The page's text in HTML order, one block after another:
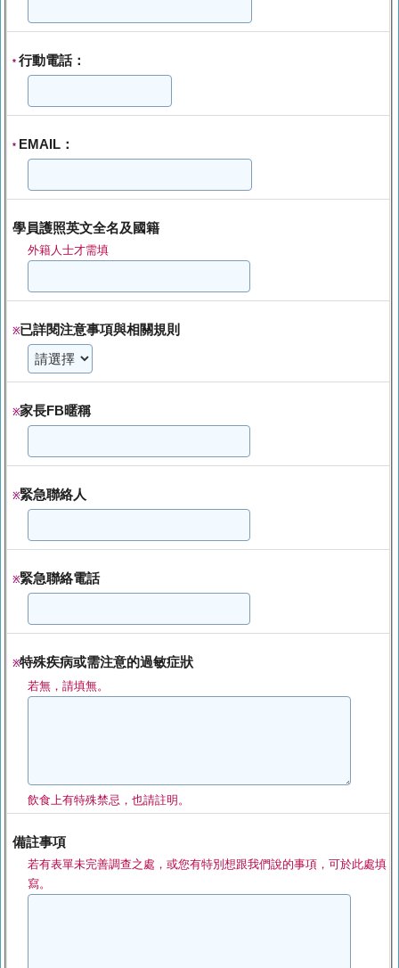
* 行動電話：
* EMAIL：
學員護照英文全名及國籍
外籍人士才需填
※已詳閱注意事項與相關規則
※家長FB暱稱
※緊急聯絡人
※緊急聯絡電話
※特殊疾病或需注意的過敏症狀
若無，請填無。
飲食上有特殊禁忌，也請註明。
備註事項
若有表單未完善調查之處，或您有特別想跟我們說的事項，可於此處填
寫。